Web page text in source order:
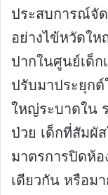
ประสบการณ์จั
อย่างไข้หวัดให
ปากในศูนย์เด็ก
ปรับมาประยุก
ใหญ่ระบาดใน
ป่วย เด็กที่สัมผั
มาตรการปิดห้
เดียวกัน หรือม